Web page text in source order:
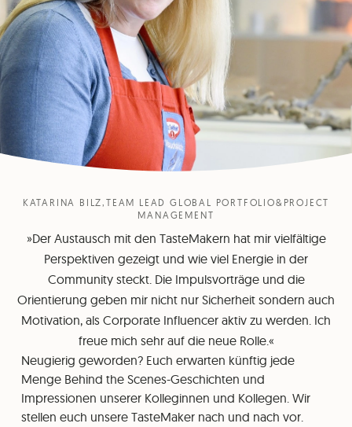
KATARINA BILZ,TEAM LEAD GLOBAL PORTFOLIO&PROJECT
MANAGEMENT
»Der Austausch mit den TasteMakern hat mir vielfältige
Perspektiven gezeigt und wie viel Energie in der
Community steckt. Die Impulsvorträge und die
Orientierung geben mir nicht nur Sicherheit sondern auch
Motivation, als Corporate Influencer aktiv zu werden. Ich
freue mich sehr auf die neue Rolle.«
Neugierig geworden? Euch erwarten künftig jede
Menge Behind the Scenes-Geschichten und
Impressionen unserer Kolleginnen und Kollegen. Wir
stellen euch unsere TasteMaker nach und nach vor.